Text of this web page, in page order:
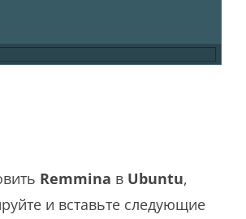
Remmina в Ubuntu,
и вставьте следующие